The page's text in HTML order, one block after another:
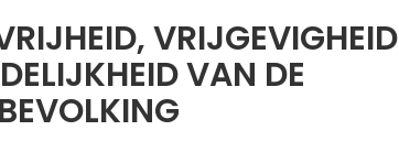
VRIJGEVIGHEID
VAN DE